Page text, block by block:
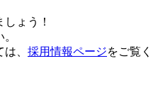
ょう！
、 採用情報ページをご覧く